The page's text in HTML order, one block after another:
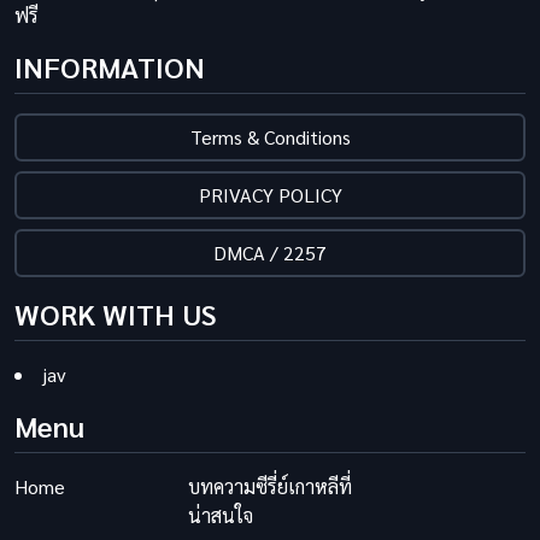
ฟรี
INFORMATION
Terms & Conditions
PRIVACY POLICY
DMCA / 2257
WORK WITH US
jav
Menu
Home
บทความซีรี่ย์เกาหลีที่
น่าสนใจ